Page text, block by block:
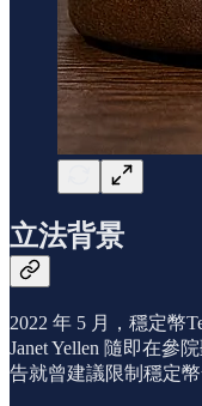
立法背景
2022 年 5 月，穩定幣
Janet Yellen 隨即在參
告就曾建議限制穩定